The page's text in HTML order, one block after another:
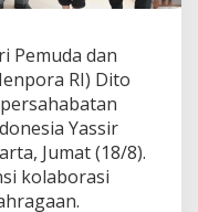
Pemuda dan
RI) Dito
Yassir
Jumat (18/8).
kolaborasi